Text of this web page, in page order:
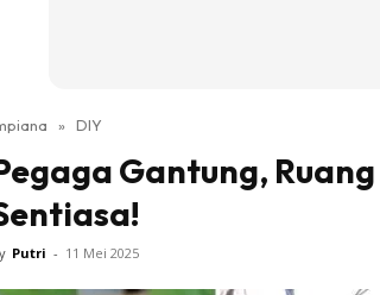
» DIY
Gantung,
Putri - 11 Mei 2025